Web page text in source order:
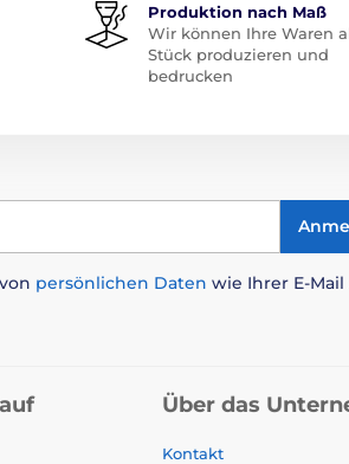
Produktion nach Maß
Wir können Ihre Waren
Stück produzieren und
bedrucken
persönlichen Daten wie Ihrer E-Mail
Über das
Kontakt